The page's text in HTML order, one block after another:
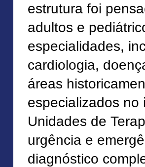
estrutura foi
adultos e
especialidades,
cardiologia,
áreas
especializados no
Unidades de
urgência e
diagnóstico